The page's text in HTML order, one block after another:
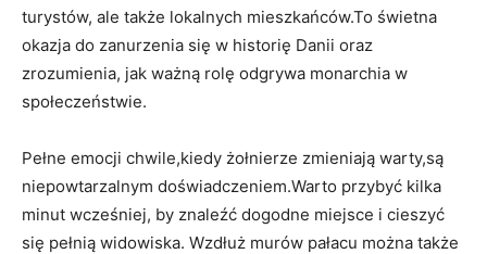
turystów,‍ ale także‌ lokalnych mieszkańców.To świetna
okazja do‌ zanurzenia się w historię Danii​ oraz
⁤zrozumienia, jak ⁢ważną rolę odgrywa​ monarchia⁣ w
‌społeczeństwie.
Pełne emocji ‍chwile,kiedy żołnierze zmieniają warty,są
niepowtarzalnym doświadczeniem.Warto przybyć⁢ kilka
minut wcześniej,⁣ by​ znaleźć dogodne‍ miejsce i cieszyć
się‌ pełnią widowiska. Wzdłuż murów pałacu można także